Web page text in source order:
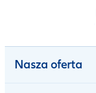
Nasza oferta